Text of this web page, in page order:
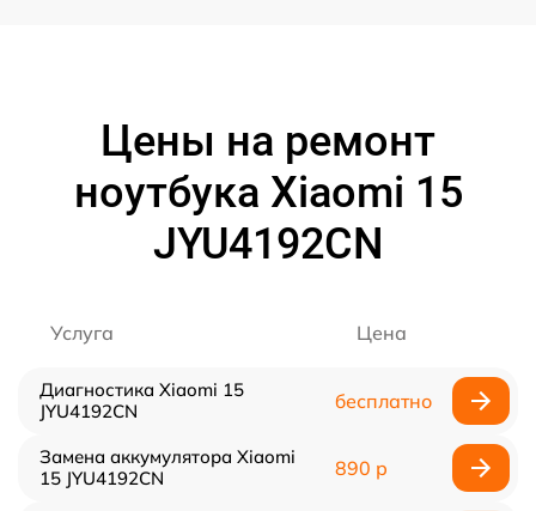
Цены на ремонт
ноутбука Xiaomi 15
JYU4192CN
Услуга Цена
Диагностика Xiaomi 15
JYU4192CN
бесплатно
Замена аккумулятора Xiaomi
15 JYU4192CN
890 р